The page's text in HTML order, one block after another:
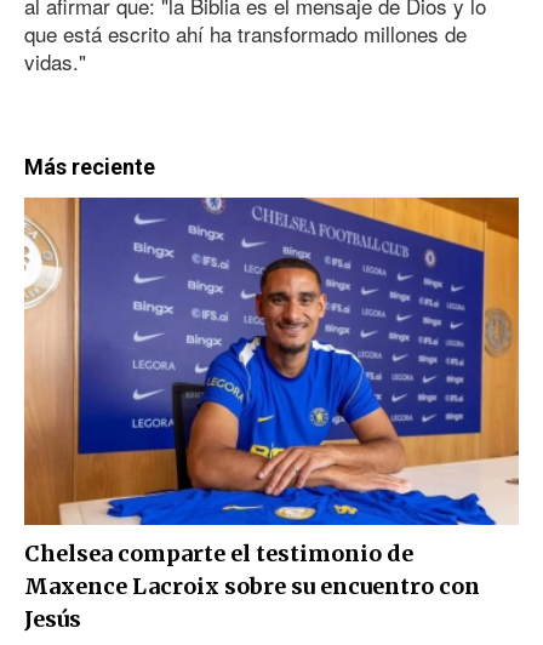
que está escrito ahí ha transformado millones de
vidas."
Más reciente
Chelsea comparte el testimonio de
Maxence Lacroix sobre su encuentro con
Jesús